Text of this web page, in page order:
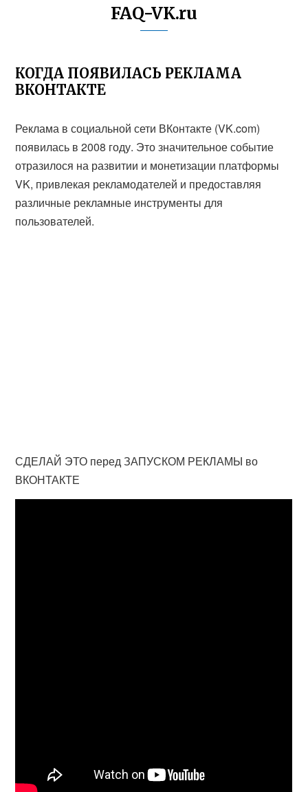
FAQ-VK.ru
КОГДА ПОЯВИЛАСЬ РЕКЛАМА
ВКОНТАКТЕ
Реклама в социальной сети ВКонтакте (VK.com)
появилась в 2008 году. Это значительное событие
отразилося на развитии и монетизации платформы
VK, привлекая рекламодателей и предоставляя
различные рекламные инструменты для
пользователей.
СДЕЛАЙ ЭТО перед ЗАПУСКОМ РЕКЛАМЫ во
ВКОНТАКТЕ